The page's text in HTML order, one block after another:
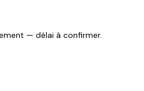
— délai à confirmer.